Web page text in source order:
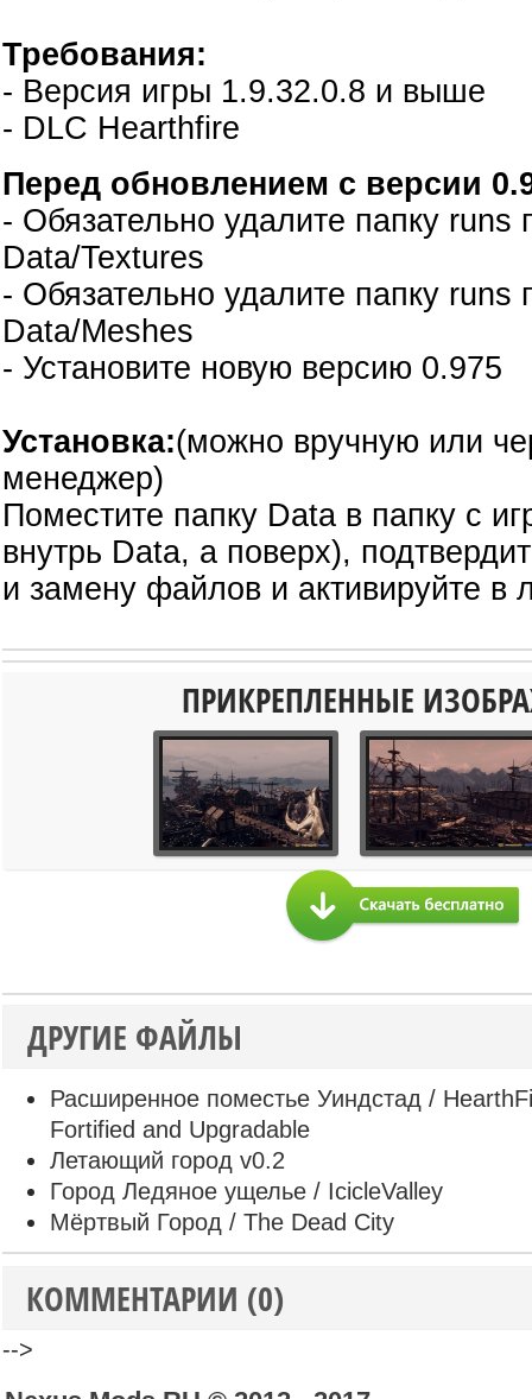
Требования:
- Версия игры 1.9.32.0.8 и выше
- DLC Hearthfire
Перед обновлением с версии
- Обязательно удалите папку runs
Data/Textures
- Обязательно удалите папку runs
Data/Meshes
- Установите новую версию 0.975
Установка:(можно вручную или
менеджер)
Поместите папку Data в папку с
внутрь Data, а поверх),
и замену файлов и активируйте в
ПРИКРЕПЛЕННЫЕ
ДРУГИЕ ФАЙЛЫ
Расширенное поместье Уиндстад /
Fortified and Upgradable
Летающий город v0.2
Город Ледяное ущелье / IcicleValley
Мёртвый Город / The Dead City
КОММЕНТАРИИ (0)
-->